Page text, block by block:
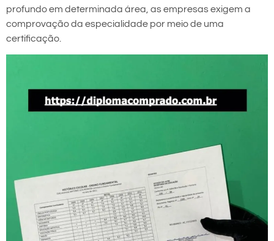
profundo em determinada área, as empresas exigem a
comprovação da especialidade por meio de uma
certificação.